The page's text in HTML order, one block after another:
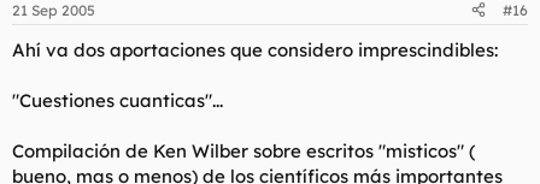
algunos de esos científicos -como
- intenta aunar
ciertas filosofías orientalistas con estos novedosos postulados
científicos. Sin embargo, la Ciencia siempre ha avanzado
algunas mentes "heterodoxas". En Ciencia, no hay verdades
absolutas. Ya lo demostraron
modelo newtoniano que se creía intocable.
21 Sep 2005 #16
Ahí va dos aportaciones que considero imprescindibles:
"Cuestiones cuanticas"...
Compilación de Ken Wilber sobre escritos "misticos" (
bueno, mas o menos) de los científicos más importantes